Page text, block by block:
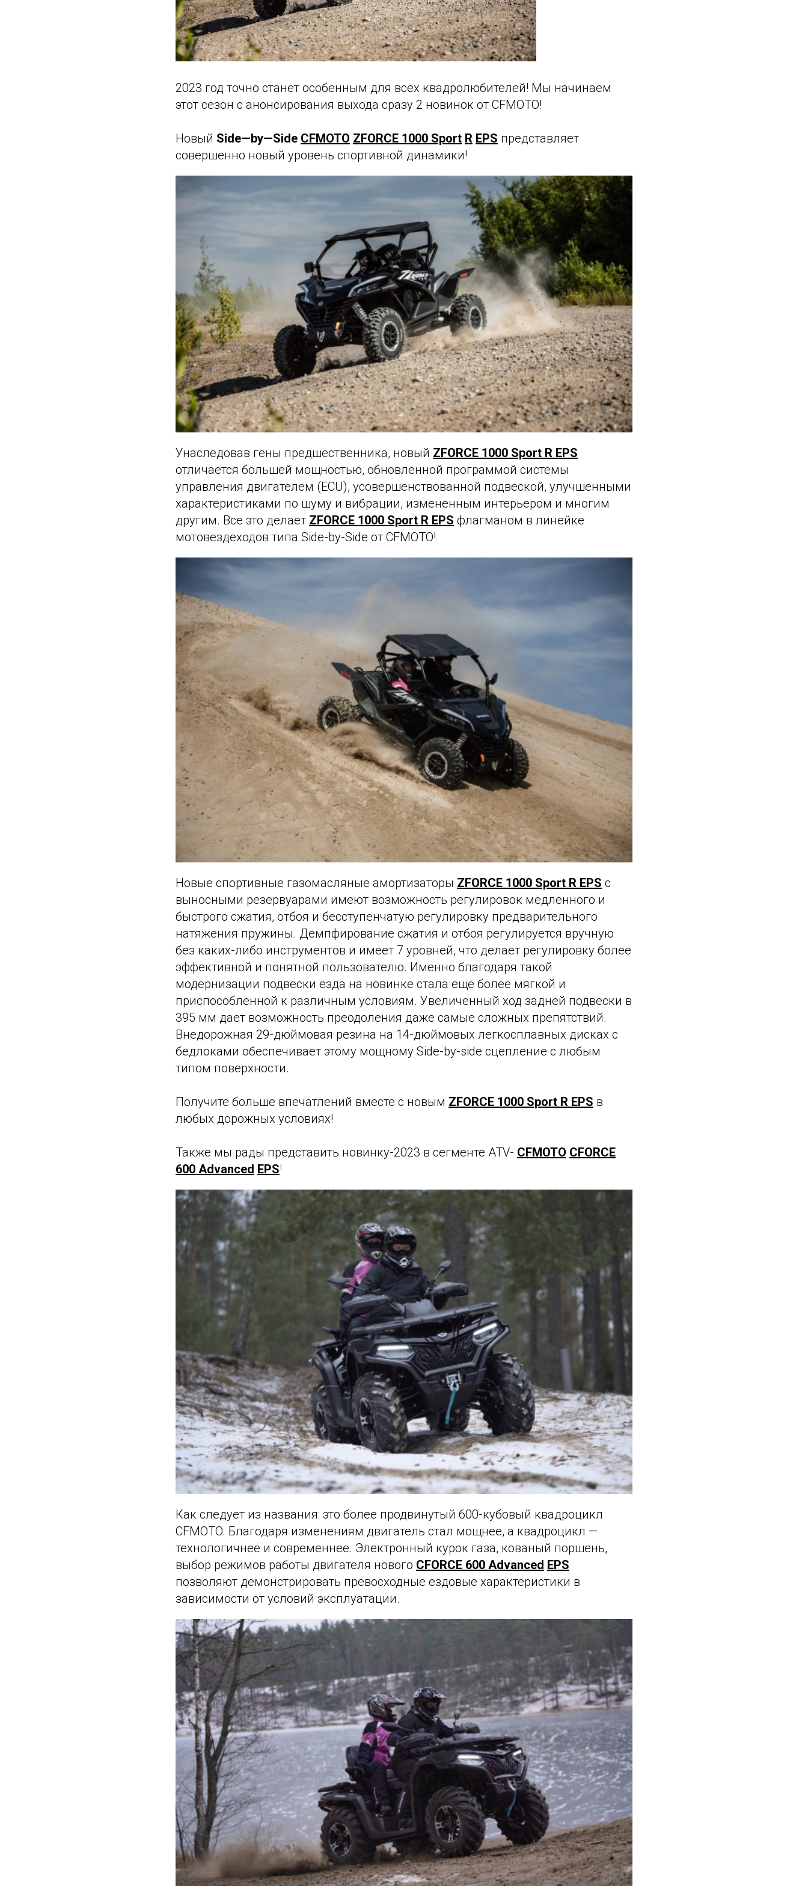
2023 год точно станет особенным для всех квадролюбителей! Мы начинаем
этот сезон с анонсирования выхода сразу 2 новинок от CFMOTO!
Новый Side—by—Side CFMOTO ZFORCE 1000 Sport R EPS представляет
совершенно новый уровень спортивной динамики!
Унаследовав гены предшественника, новый ZFORCE 1000 Sport R EPS
отличается большей мощностью, обновленной программой системы
управления двигателем (ECU), усовершенствованной подвеской, улучшенными
характеристиками по шуму и вибрации, измененным интерьером и многим
другим. Все это делает ZFORCE 1000 Sport R EPS флагманом в линейке
мотовездеходов типа Side-by-Side от CFMOTO!
Новые спортивные газомасляные амортизаторы ZFORCE 1000 Sport R EPS с
выносными резервуарами имеют возможность регулировок медленного и
быстрого сжатия, отбоя и бесступенчатую регулировку предварительного
натяжения пружины. Демпфирование сжатия и отбоя регулируется вручную
без каких-либо инструментов и имеет 7 уровней, что делает регулировку более
эффективной и понятной пользователю. Именно благодаря такой
модернизации подвески езда на новинке стала еще более мягкой и
приспособленной к различным условиям. Увеличенный ход задней подвески в
395 мм дает возможность преодоления даже самые сложных препятствий.
Внедорожная 29-дюймовая резина на 14-дюймовых легкосплавных дисках с
бедлоками обеспечивает этому мощному Side-by-side сцепление с любым
типом поверхности.
Получите больше впечатлений вместе с новым ZFORCE 1000 Sport R EPS в
любых дорожных условиях!
Также мы рады представить новинку-2023 в сегменте ATV- CFMOTO CFORCE
600 Advanced EPS!
Как следует из названия: это более продвинутый 600-кубовый квадроцикл
CFMOTO. Благодаря изменениям двигатель стал мощнее, а квадроцикл —
технологичнее и современнее. Электронный курок газа, кованый поршень,
выбор режимов работы двигателя нового CFORCE 600 Advanced EPS
позволяют демонстрировать превосходные ездовые характеристики в
зависимости от условий эксплуатации.